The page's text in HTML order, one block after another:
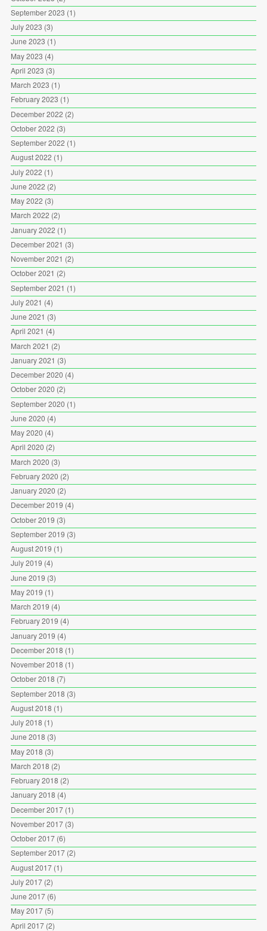
September 2023 (1)
July 2023 (3)
June 2023 (1)
May 2023 (4)
April 2023 (3)
March 2023 (1)
February 2023 (1)
December 2022 (2)
October 2022 (3)
September 2022 (1)
August 2022 (1)
July 2022 (1)
June 2022 (2)
May 2022 (3)
March 2022 (2)
January 2022 (1)
December 2021 (3)
November 2021 (2)
October 2021 (2)
September 2021 (1)
July 2021 (4)
June 2021 (3)
April 2021 (4)
March 2021 (2)
January 2021 (3)
December 2020 (4)
October 2020 (2)
September 2020 (1)
June 2020 (4)
May 2020 (4)
April 2020 (2)
March 2020 (3)
February 2020 (2)
January 2020 (2)
December 2019 (4)
October 2019 (3)
September 2019 (3)
August 2019 (1)
July 2019 (4)
June 2019 (3)
May 2019 (1)
March 2019 (4)
February 2019 (4)
January 2019 (4)
December 2018 (1)
November 2018 (1)
October 2018 (7)
September 2018 (3)
August 2018 (1)
July 2018 (1)
June 2018 (3)
May 2018 (3)
March 2018 (2)
February 2018 (2)
January 2018 (4)
December 2017(1)
November 2017(3)
October 2017(6)
September 2017(2)
August 2017(1)
July 2017(2)
June 2017(6)
May 2017(5)
April 2017(2)